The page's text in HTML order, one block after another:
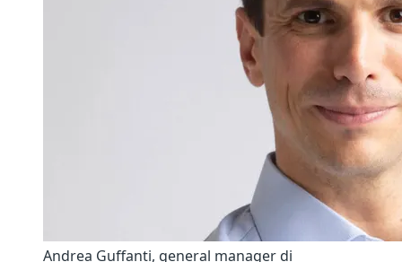
Andrea Guffanti, general manager di